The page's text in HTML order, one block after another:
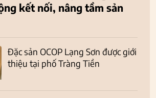
kết nối, nâng tầm sản
Đặc sản OCOP Lạng Sơn được giới
thiệu tại phố Tràng Tiền